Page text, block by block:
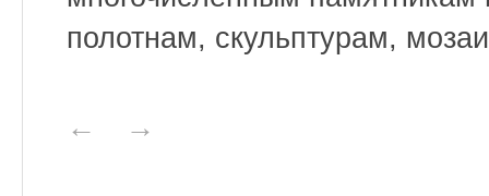
полотнам, скульптурам,
← →